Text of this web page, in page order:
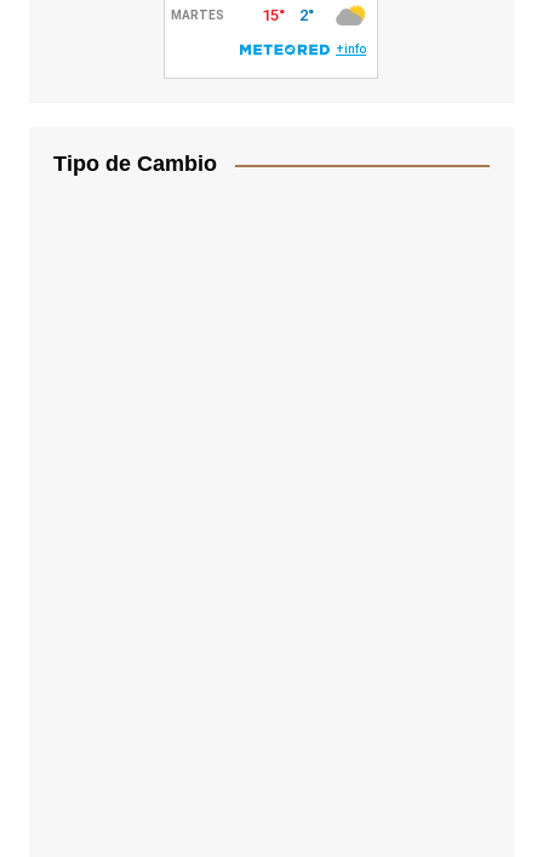
Tipo de Cambio